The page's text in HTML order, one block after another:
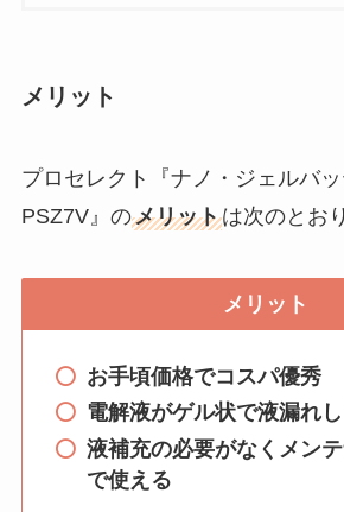
メリット
プロセレクト『ナノ・ジェルバ
PSZ7V』のメリットは次のとお
メリット
お手頃価格でコスパ優秀
電解液がゲル状で液漏れ
液補充の必要がなくメン
で使える